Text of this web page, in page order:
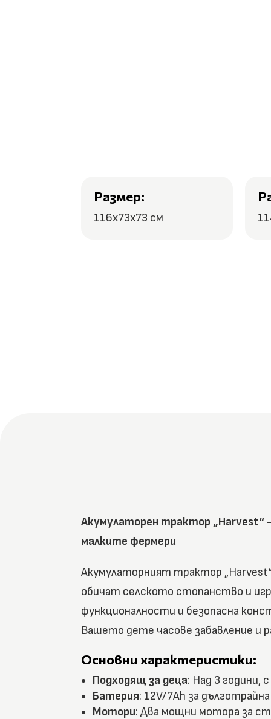
Размер:
116x73x73 см
Акумулаторен трактор „Harvest“
малките фермери
Акумулаторният трактор
обичат селското стопанство и
функционалности и безопасна
Вашето дете часове забавление и
Основни характеристики:
Подходящ за деца: Над 3 години,
Батерия: 12V/7Ah за
Мотори: Два мощни мотора за